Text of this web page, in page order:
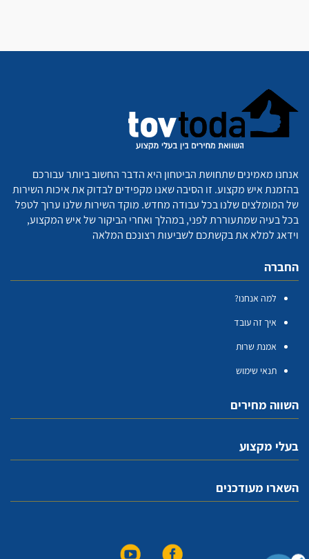
אנחנו מאמינים שתחושת הביטחון היא הדבר החשוב ביותר עבורכם
בהזמנת איש מקצוע. זו הסיבה שאנו מקפידים לבדוק את איכות השירות
של המומלצים שלנו בכל עבודה מחדש. מוקד השירות שלנו ערוך לטפל
בכל בעיה שמתעוררת לפני, במהלך ואחרי הביקור של איש המקצוע,
וידאג למלא את בקשתכם לשביעות רצונכם המלאה
החברה
למה אנחנו?
איך זה עובד
אמנת שרות
תנאי שימוש
השווה מחירים
בעלי מקצוע
השארו מעודכנים